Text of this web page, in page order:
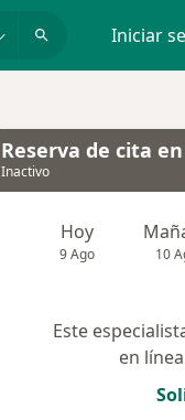
Iniciar
Reserva de cita
Inactivo
Hoy
9 Ago 10
Este
en